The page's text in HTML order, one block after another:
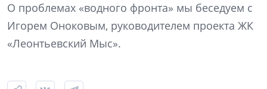
О проблемах «водного фронта» мы беседуем с
Игорем Оноковым, руководителем проекта ЖК
«Леонтьевский Мыс».